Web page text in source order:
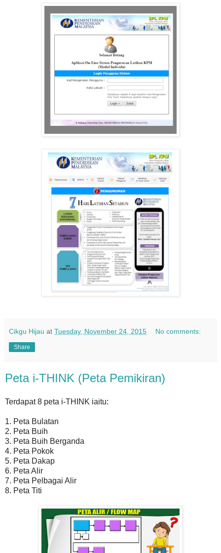
Cikgu Hijau at Tuesday, November 24, 2015 No comments:
Share
Peta i-THINK (Peta Pemikiran)
Terdapat 8 peta i-THINK iaitu:
1. Peta Bulatan
2. Peta Buih
3. Peta Buih Berganda
4. Peta Pokok
5. Peta Dakap
6. Peta Alir
7. Peta Pelbagai Alir
8. Peta Titi